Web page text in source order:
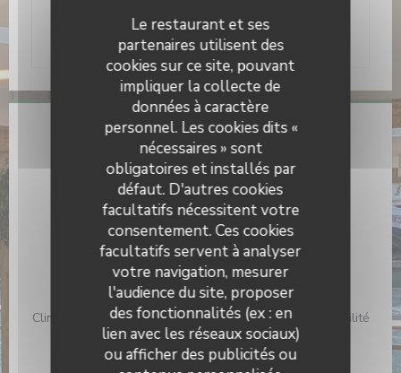
Le restaurant et ses
partenaires utilisent des
cookies sur ce site, pouvant
impliquer la collecte de
données à caractère
personnel. Les cookies dits «
nécessaires » sont
obligatoires et installés par
défaut. D'autres cookies
facultatifs nécessitent votre
consentement. Ces cookies
facultatifs servent à analyser
votre navigation, mesurer
l'audience du site, proposer
des fonctionnalités (ex : en
lien avec les réseaux sociaux)
ou afficher des publicités ou
Nous vous accueillons tout au long de
l'année 7j/7
Infos pratiques
Cuisine
Cuisine d'été, Produits frais, Fait maison
Type de restaurant
Brasserie et lieu d'événements, Péniche restaurant,
Brasserie
Services
Climatisation, Privatisation, Accès aux personnes à mobilité
réduite, Terrasse, Wifi
Moyens de paiement